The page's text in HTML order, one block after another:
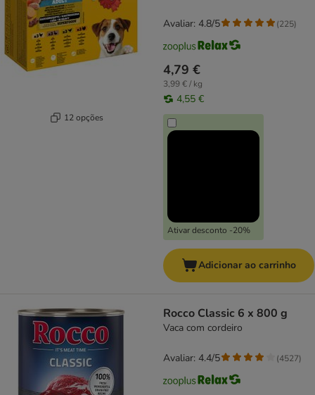
12 opções
4,79 €
3,99 € / kg
4,55 €
Ativar desconto -20%
Avaliar: 4.8/5 (225)
Adicionar ao carrinho
Rocco Classic 6 x 800 g
Vaca com cordeiro
Avaliar: 4.4/5 (4527)